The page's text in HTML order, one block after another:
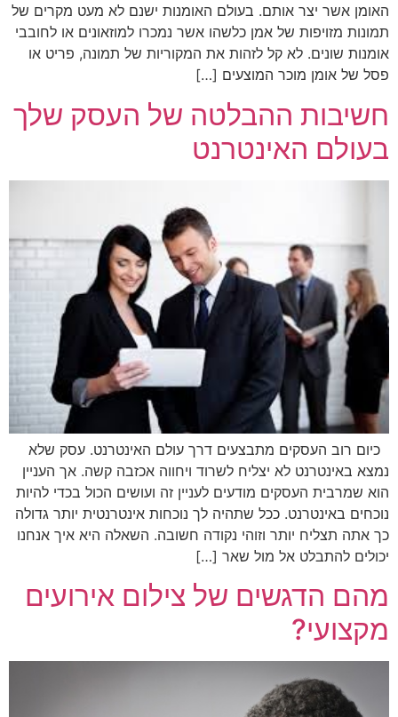
האומן אשר יצר אותם. בעולם האומנות ישנם לא מעט מקרים של
תמונות מזויפות של אמן כלשהו אשר נמכרו למוזאונים או לחובבי
אומנות שונים. לא קל לזהות את המקוריות של תמונה, פריט או
פסל של אומן מוכר המוצעים […]
חשיבות ההבלטה של העסק שלך
בעולם האינטרנט
כיום רוב העסקים מתבצעים דרך עולם האינטרנט. עסק שלא
נמצא באינטרנט לא יצליח לשרוד ויחווה אכזבה קשה. אך העניין
הוא שמרבית העסקים מודעים לעניין זה ועושים הכול בכדי להיות
נוכחים באינטרנט. ככל שתהיה לך נוכחות אינטרנטית יותר גדולה
כך אתה תצליח יותר וזוהי נקודה חשובה. השאלה היא איך אנחנו
יכולים להתבלט אל מול שאר […]
מהם הדגשים של צילום אירועים
מקצועי?